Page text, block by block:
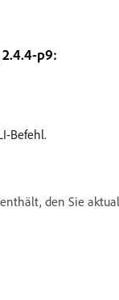
p9:
Befehl.
den Sie